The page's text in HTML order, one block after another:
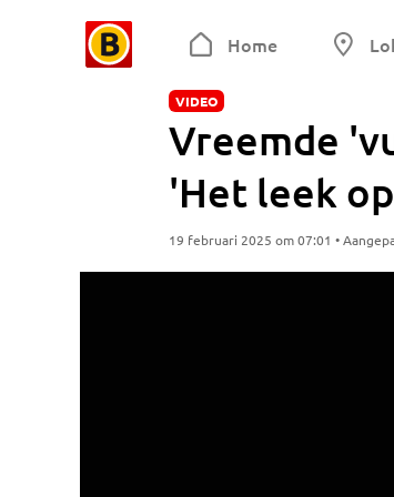
Home
VIDEO
Vreemde
'Het leek
19 februari 2025 om 07:01 •